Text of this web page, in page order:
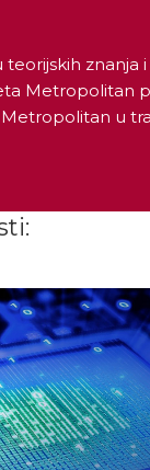
znanja
Metropolitan
u